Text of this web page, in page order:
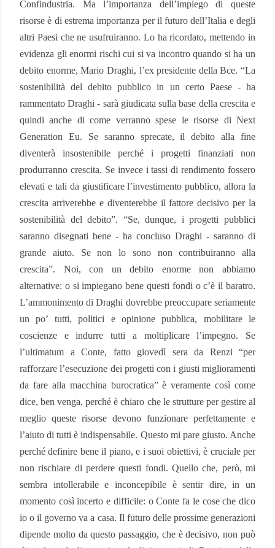
Confindustria. Ma l’importanza dell’impiego di queste
risorse è di estrema importanza per il futuro dell’Italia e degli
altri Paesi che ne usufruiranno. Lo ha ricordato, mettendo in
evidenza gli enormi rischi cui si va incontro quando si ha un
debito enorme, Mario Draghi, l’ex presidente della Bce. “La
sostenibilità del debito pubblico in un certo Paese - ha
rammentato Draghi - sarà giudicata sulla base della crescita e
quindi anche di come verranno spese le risorse di Next
Generation Eu. Se saranno sprecate, il debito alla fine
diventerà insostenibile perché i progetti finanziati non
produrranno crescita. Se invece i tassi di rendimento fossero
elevati e tali da giustificare l’investimento pubblico, allora la
crescita arriverebbe e diventerebbe il fattore decisivo per la
sostenibilità del debito”. “Se, dunque, i progetti pubblici
saranno disegnati bene - ha concluso Draghi - saranno di
grande aiuto. Se non lo sono non contribuiranno alla
crescita”. Noi, con un debito enorme non abbiamo
alternative: o si impiegano bene questi fondi o c’è il baratro.
L’ammonimento di Draghi dovrebbe preoccupare seriamente
un po’ tutti, politici e opinione pubblica, mobilitare le
coscienze e indurre tutti a moltiplicare l’impegno. Se
l’ultimatum a Conte, fatto giovedì sera da Renzi “per
rafforzare l’esecuzione dei progetti con i giusti miglioramenti
da fare alla macchina burocratica” è veramente così come
dice, ben venga, perché è chiaro che le strutture per gestire al
meglio queste risorse devono funzionare perfettamente e
l’aiuto di tutti è indispensabile. Questo mi pare giusto. Anche
perché definire bene il piano, e i suoi obiettivi, è cruciale per
non rischiare di perdere questi fondi. Quello che, però, mi
sembra intollerabile e inconcepibile è sentir dire, in un
momento così incerto e difficile: o Conte fa le cose che dico
io o il governo va a casa. Il futuro delle prossime generazioni
dipende molto da questo passaggio, che è decisivo, non può